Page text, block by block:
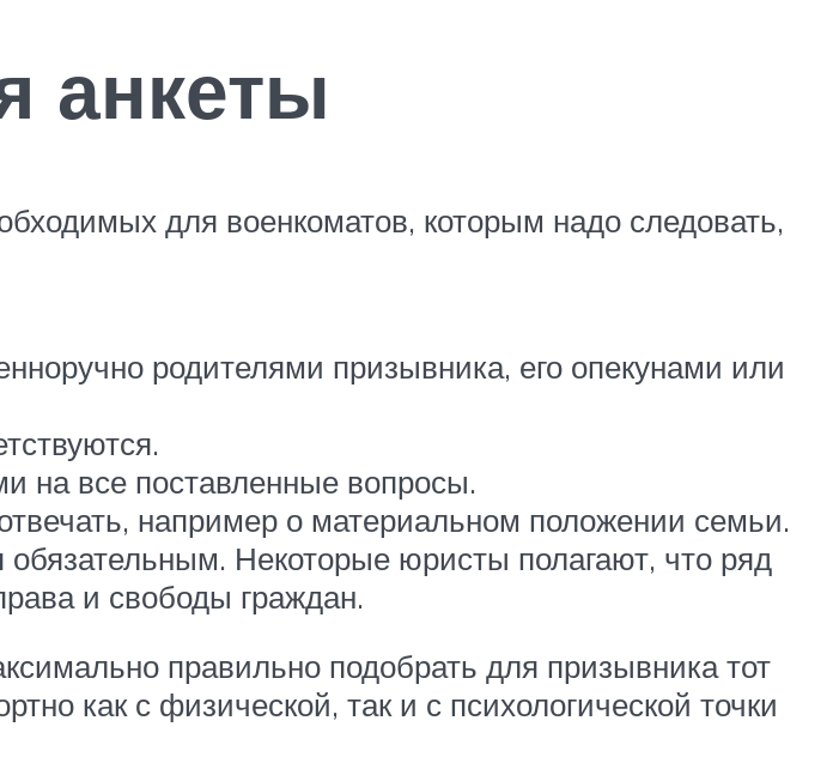
анкеты
для военкоматов, которым надо следовать,
родителями призывника, его опекунами или
на все поставленные вопросы.
например о материальном положении семьи.
Некоторые юристы полагают, что ряд
и свободы граждан.
правильно подобрать для призывника тот
как с физической, так и с психологической точки